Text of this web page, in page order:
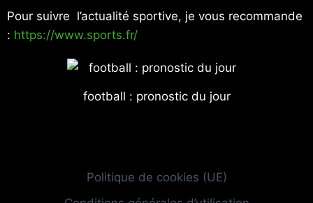
Pour suivre l’actualité sportive, je vous recommande
: https://www.sports.fr/
football : pronostic du jour
Politique de cookies (UE)